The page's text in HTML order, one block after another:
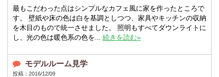
最もこだわった点はシンプルなカフェ風に家を作ったところで
す。 壁紙や床の色は白を基調としつつ、家具やキッチンの収納
を木目のもので統一させました。 照明もすべてダウンライトに
し、光の色は暖色系の色を... 続きを読む»
モデルルーム見学
投稿：2016/12/09